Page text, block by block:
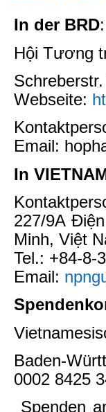
In der BRD:
Hội Tương
Webseite:
Email:
In
227/9A
Minh, Việt
Tel.: +84-8-
Email:
Baden-
0002 8425
Spenden